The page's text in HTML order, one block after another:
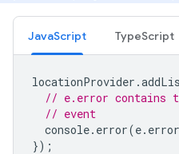
JavaScript TypeScript
locationProvider .
// e.error contains
// event
console. error(e. error
});